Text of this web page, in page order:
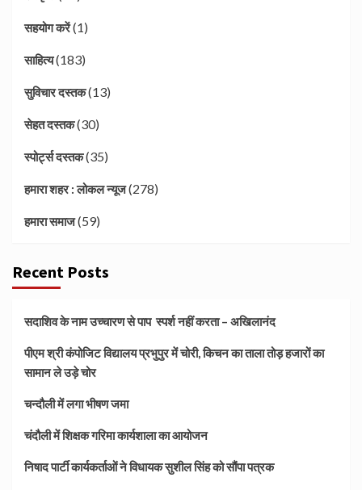
सहयोग करें(1)
साहित्य(183)
सुविचार दस्तक(13)
सेहत दस्तक(30)
स्पोर्ट्स दस्तक(35)
हमारा शहर : लोकल न्यूज(278)
हमारा समाज(59)
Recent Posts
सदाशिव के नाम उच्चारण से पाप स्पर्श नहीं करता – अखिलानंद
पीएम श्री कंपोजिट विद्यालय प्रभुपुर में चोरी, किचन का ताला तोड़ हजारों का
सामान ले उड़े चोर
चन्दौली में लगा भीषण जमा
चंदौली में शिक्षक गरिमा कार्यशाला का आयोजन
निषाद पार्टी कार्यकर्ताओं ने विधायक सुशील सिंह को सौंपा पत्रक